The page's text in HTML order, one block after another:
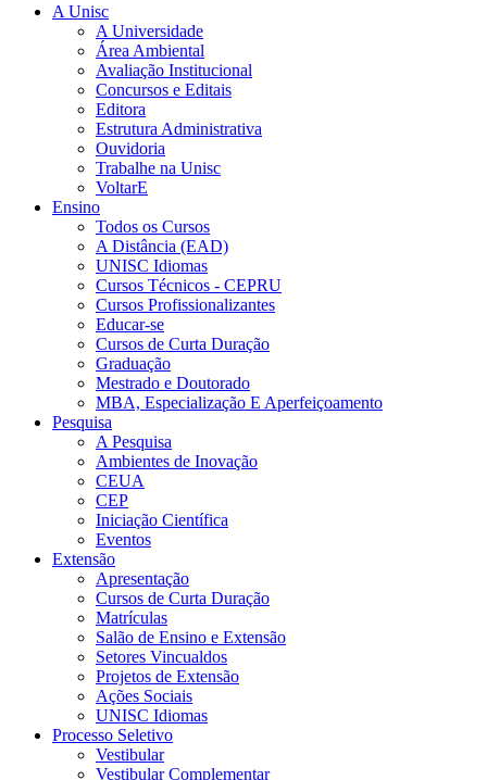
A Unisc
A Universidade
Área Ambiental
Avaliação Institucional
Concursos e Editais
Editora
Estrutura Administrativa
Ouvidoria
Trabalhe na Unisc
VoltarE
Ensino
Todos os Cursos
A Distância (EAD)
UNISC Idiomas
Cursos Técnicos - CEPRU
Cursos Profissionalizantes
Educar-se
Cursos de Curta Duração
Graduação
Mestrado e Doutorado
MBA, Especialização E Aperfeiçoamento
Pesquisa
A Pesquisa
Ambientes de Inovação
CEUA
CEP
Iniciação Científica
Eventos
Extensão
Apresentação
Cursos de Curta Duração
Matrículas
Salão de Ensino e Extensão
Setores Vincualdos
Projetos de Extensão
Ações Sociais
UNISC Idiomas
Processo Seletivo
Vestibular
Vestibular Complementar